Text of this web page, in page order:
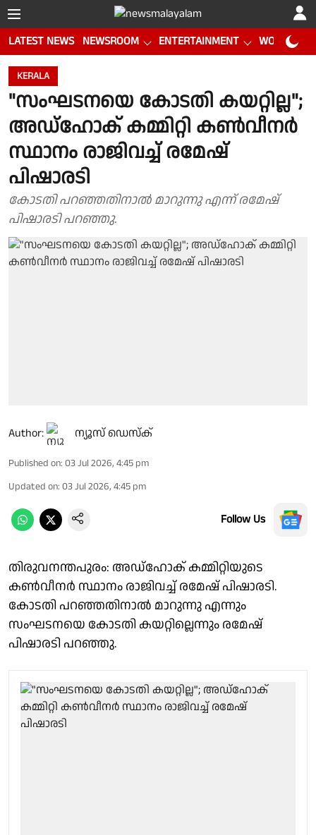
LATEST NEWS NEWSROOM ENTERTAINMENT WORLD CUP
KERALA
"സംഘടനയെ കോടതി കയറ്റില്ല";
അഡ്ഹോക് കമ്മിറ്റി കൺവീനർ
സ്ഥാനം രാജിവച്ച് രമേഷ്
പിഷാരടി
കോടതി പറഞ്ഞതിനാൽ മാറുന്നു എന്ന് രമേഷ്
പിഷാരടി പറഞ്ഞു.
Author: ന്യൂസ് ഡെസ്ക്
Published on: 03 Jul 2026, 4:45 pm
Updated on: 03 Jul 2026, 4:45 pm
Follow Us
തിരുവനന്തപുരം: അഡ്ഹോക് കമ്മിറ്റിയുടെ
കൺവീനർ സ്ഥാനം രാജിവച്ച് രമേഷ് പിഷാരടി.
കോടതി പറഞ്ഞതിനാൽ മാറുന്നു എന്നും
സംഘടനയെ കോടതി കയറ്റില്ലെന്നും രമേഷ്
പിഷാരടി പറഞ്ഞു.